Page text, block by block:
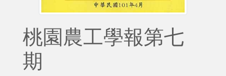
桃園農工學報第七
期